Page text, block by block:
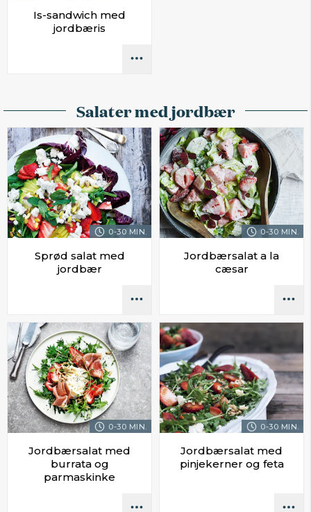
Is-sandwich med
jordbæris
Salater med jordbær
0-30 MIN.
Sprød salat med
jordbær
0-30 MIN.
Jordbærsalat a la
cæsar
0-30 MIN.
Jordbærsalat med
burrata og
parmaskinke
0-30 MIN.
Jordbærsalat med
pinjekerner og feta